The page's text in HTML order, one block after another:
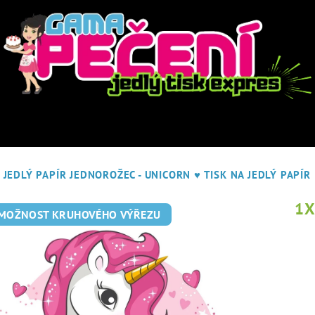
JEDLÝ PAPÍR JEDNOROŽEC - UNICORN ♥ TISK NA JEDLÝ PAPÍR
1X
KRUHOVÉHO VÝŘEZU